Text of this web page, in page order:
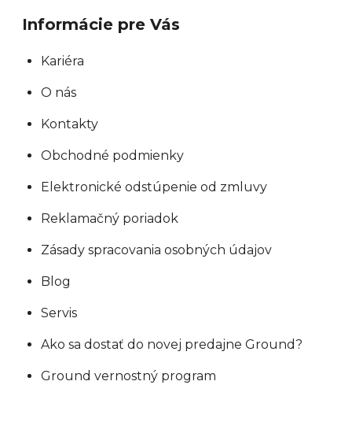
Informácie pre Vás
Kariéra
O nás
Kontakty
Obchodné podmienky
Elektronické odstúpenie od zmluvy
Reklamačný poriadok
Zásady spracovania osobných údajov
Blog
Servis
Ako sa dostať do novej predajne Ground?
Ground vernostný program